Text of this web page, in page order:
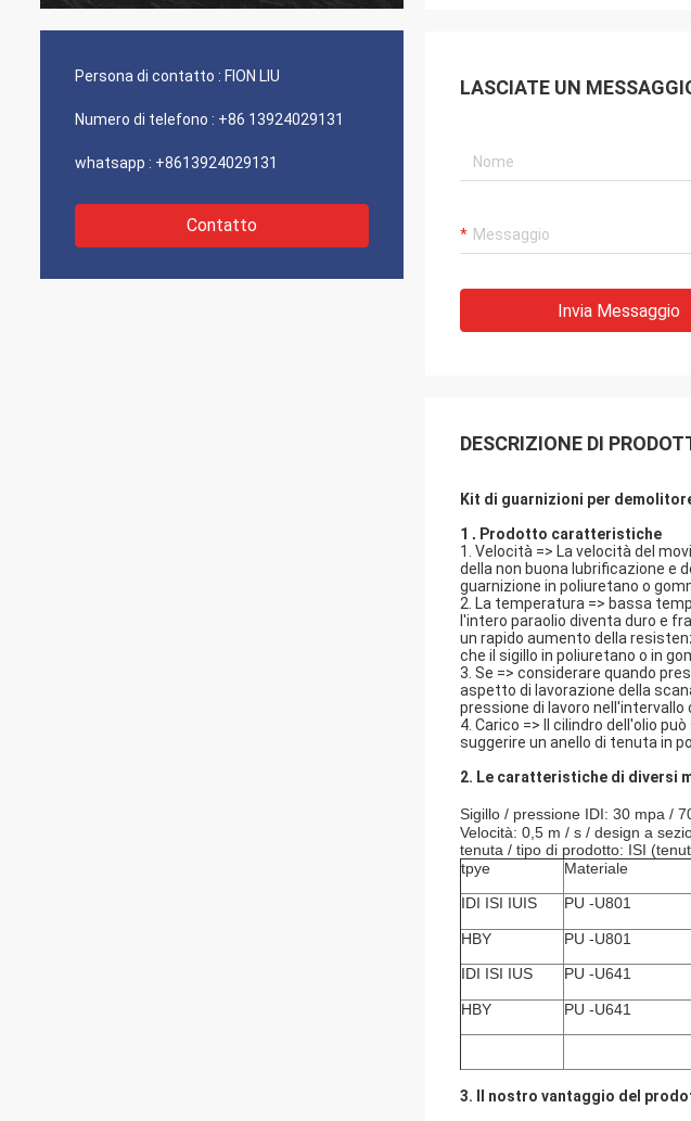
società per comprare più
Persona di contatto : FION LIU
Numero di telefono : +86 13924029131
whatsapp : +8613924029131
Contatto
LASCIATE UN
Invia Messaggio
DESCRIZIONE DI
Kit di guarnizioni per
1 . Prodotto caratteristiche
1. Velocità => La velocità del
della non buona lubrificazione e
guarnizione in poliuretano o
2. La temperatura => bassa
l'intero paraolio diventa duro e
un rapido aumento della
che il sigillo in poliuretano o in
3. Se => considerare quando
aspetto di lavorazione della
pressione di lavoro nell'intervallo
4. Carico => Il cilindro dell'olio
suggerire un anello di tenuta in
2. Le caratteristiche di diversi
Sigillo / pressione IDI: 30 mpa /
Velocità: 0,5 m / s / design a
tenuta / tipo di prodotto: ISI
tpye
Materiale
IDI ISI IUIS
PU -U801
HBY
PU -U801
IDI ISI IUS
PU -U641
HBY
PU -U641
3. Il nostro vantaggio del